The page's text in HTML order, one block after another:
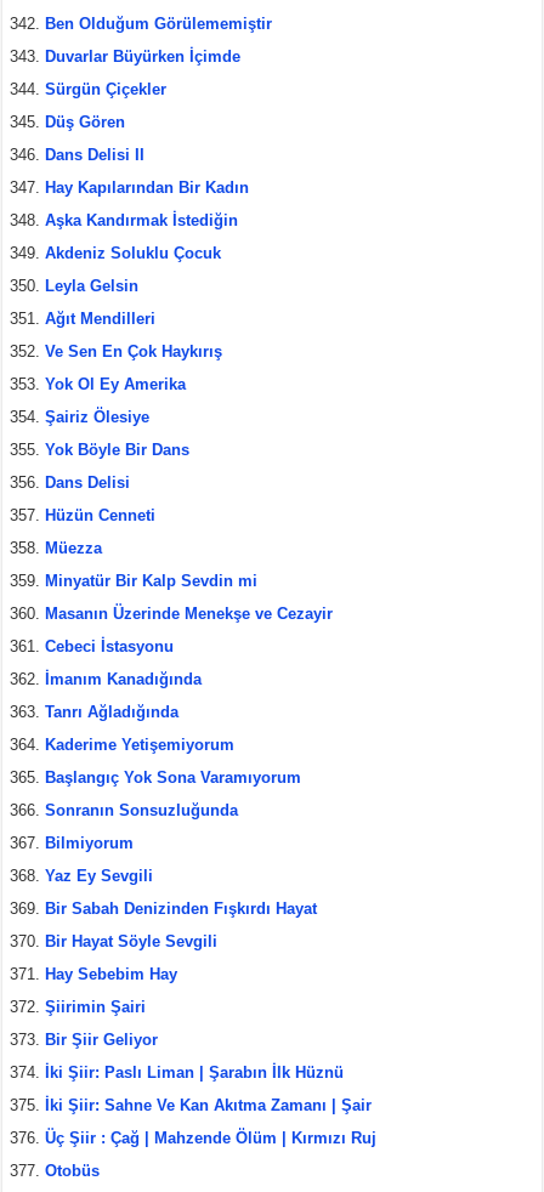
Ben Olduğum Görülememiştir
Duvarlar Büyürken İçimde
Sürgün Çiçekler
Düş Gören
Dans Delisi II
Hay Kapılarından Bir Kadın
Aşka Kandırmak İstediğin
Akdeniz Soluklu Çocuk
Leyla Gelsin
Ağıt Mendilleri
Ve Sen En Çok Haykırış
Yok Ol Ey Amerika
Şairiz Ölesiye
Yok Böyle Bir Dans
Dans Delisi
Hüzün Cenneti
Müezza
Minyatür Bir Kalp Sevdin mi
Masanın Üzerinde Menekşe ve Cezayir
Cebeci İstasyonu
İmanım Kanadığında
Tanrı Ağladığında
Kaderime Yetişemiyorum
Başlangıç Yok Sona Varamıyorum
Sonranın Sonsuzluğunda
Bilmiyorum
Yaz Ey Sevgili
Bir Sabah Denizinden Fışkırdı Hayat
Bir Hayat Söyle Sevgili
Hay Sebebim Hay
Şiirimin Şairi
Bir Şiir Geliyor
İki Şiir: Paslı Liman | Şarabın İlk Hüznü
İki Şiir: Sahne Ve Kan Akıtma Zamanı | Şair
Üç Şiir : Çağ | Mahzende Ölüm | Kırmızı Ruj
Otobüs